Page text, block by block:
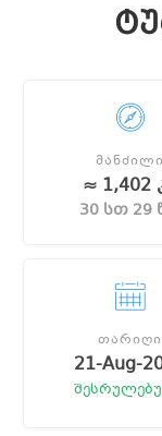
ᲛᲐᲜᲫᲘᲚᲘ
≈ 1,402
30 სთ 29
ᲗᲐᲠᲘᲦᲘ
21-Aug-